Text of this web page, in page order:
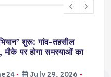
s
शुरू: गांव-तहसील
मौके पर होगा समस्याओं का
July 29, 2026